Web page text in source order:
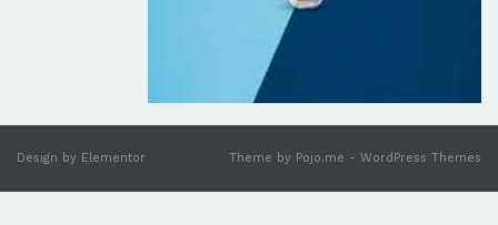
Theme by Pojo.me - WordPress Themes
Design by Elementor